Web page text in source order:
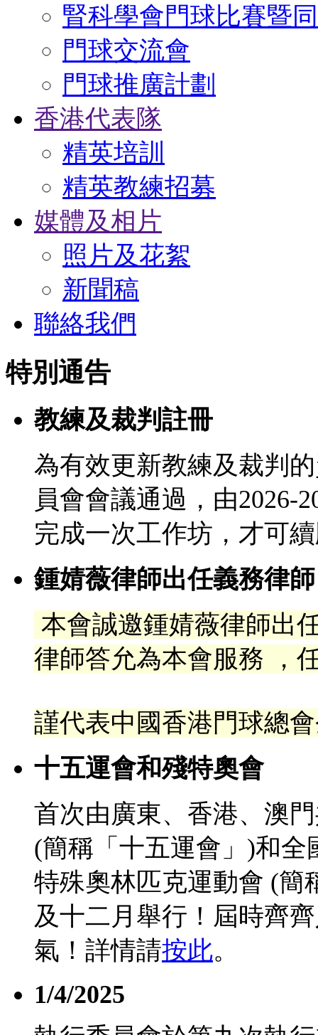
腎科學會門球比賽暨
門球交流會
門球推廣計劃
香港代表隊
精英培訓
精英教練招募
媒體及相片
照片及花絮
新聞稿
聯絡我們
特別通告
教練及裁判註冊
為有效更新教練及裁判
員會會議通過，由2026-
完成一次工作坊，才可
鍾婧薇律師出任義務律師
本會誠邀鍾婧薇律師出
律師答允為本會服務 ，
謹代表中國香港門球總
十五運會和殘特奧會
首次由廣東、香港、澳
(簡稱「十五運會」)和
特殊奧林匹克運動會 (簡
及十二月舉行！屆時齊
氣！詳情請按此。
1/4/2025